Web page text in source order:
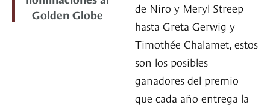
Golden Globe
de Niro y Meryl Streep
hasta Greta Gerwig y
Timothée Chalamet, estos
son los posibles
ganadores del premio
que cada año entrega la